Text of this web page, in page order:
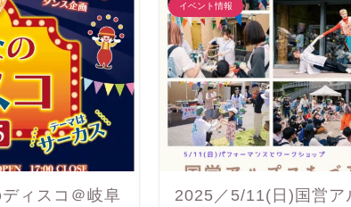
ィスコ＠岐阜
イベント情報
2025／5/11(日)国営ア